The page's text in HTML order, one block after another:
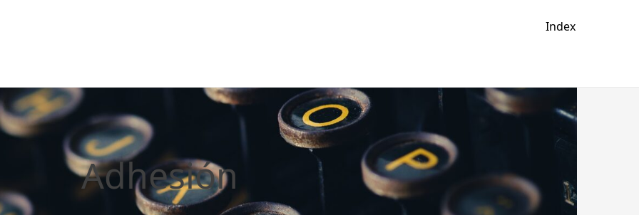
Index
Adhesión